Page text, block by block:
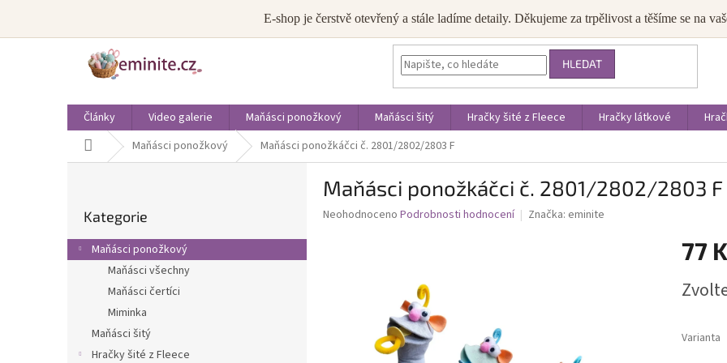
E-shop je čerstvě otevřený a stále ladíme detaily. Děkujeme za trpělivost a těšíme se na
obsah
JAK NAKUPOVAT OBCHODNÍ PODMÍNKY PODMÍNKY OCHRANY
HLEDAT
Články Video galerie Maňásci ponožkový Maňásci šitý Hračky šité z Fleece Hračky látkové
Domů Maňásci ponožkový Maňásci ponožkáčci č. 2801/2802/2803 F
r
a
kategorie
Kategorie
Maňásci ponožkový
Maňásci všechny
Maňásci čertíci
Miminka
Maňásci šitý
Hračky šité z Fleece
Maňásci ponožkáčci č. 2801/2802/2803 F
Průměrné
Neohodnoceno Podrobnosti hodnocení Značka: eminite
77
cena:
Varianta